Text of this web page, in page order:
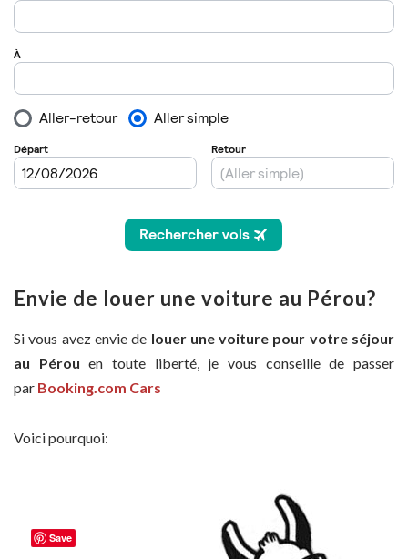
Envie de louer une voiture au Pérou?
Si vous avez envie de louer une voiture pour votre séjour
au Pérouen toute liberté, je vous conseille de passer
par Booking.com Cars
Voici pourquoi:
Save